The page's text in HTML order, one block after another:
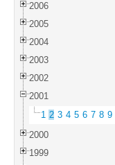
2006
2005
2004
2003
2002
2001
1 2 3 4 5 6 7 8 9
2000
1999